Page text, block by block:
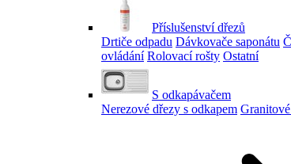
Příslušenství dřezů
Drtiče odpadu Dávkovače saponátu
ovládání Rolovací rošty Ostatní
S odkapávačem
Nerezové dřezy s odkapem